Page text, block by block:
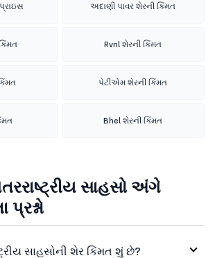
અદાણી પાવર શેરની કિંમત
Rvnl શેરની કિંમત
પેટીએમ શેરની કિંમત
Bhel શેરની કિંમત
સાહસો અંગે
પ્રશ્નો
સાહસોની શેર કિંમત શું છે?